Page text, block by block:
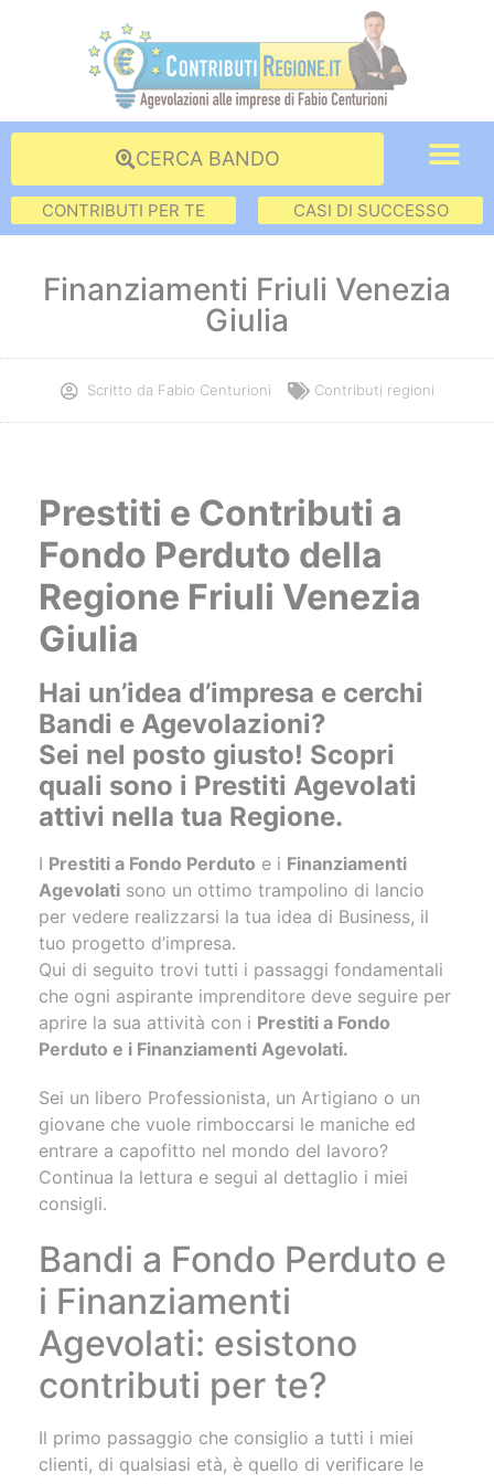
CERCA BANDO
CONTRIBUTI PER TE CASI DI SUCCESSO
Finanziamenti Friuli Venezia
Giulia
Scritto da Fabio Centurioni Contributi regioni
Prestiti e Contributi a
Fondo Perduto della
Regione Friuli Venezia
Giulia
Hai un’idea d’impresa e cerchi
Bandi e Agevolazioni?
Sei nel posto giusto! Scopri
quali sono i Prestiti Agevolati
attivi nella tua Regione.
I Prestiti a Fondo Perduto e i Finanziamenti
Agevolati sono un ottimo trampolino di lancio
per vedere realizzarsi la tua idea di Business, il
tuo progetto d’impresa.
Qui di seguito trovi tutti i passaggi fondamentali
che ogni aspirante imprenditore deve seguire per
aprire la sua attività con i Prestiti a Fondo
Perduto e i Finanziamenti Agevolati.
Sei un libero Professionista, un Artigiano o un
giovane che vuole rimboccarsi le maniche ed
entrare a capofitto nel mondo del lavoro?
Continua la lettura e segui al dettaglio i miei
consigli.
Bandi a Fondo Perduto e
i Finanziamenti
Agevolati: esistono
contributi per te?
Il primo passaggio che consiglio a tutti i miei
clienti, di qualsiasi età, è quello di verificare le